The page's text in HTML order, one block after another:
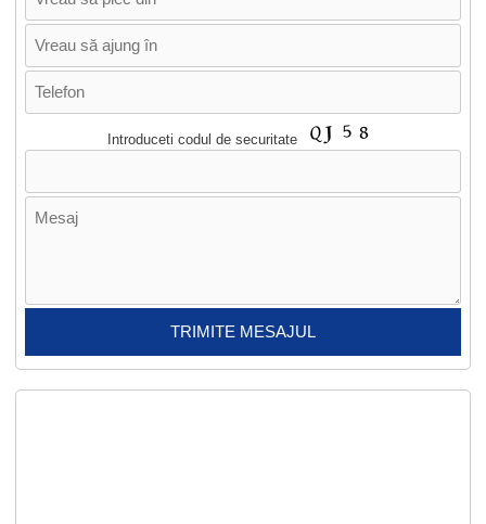
Introduceti codul de securitate